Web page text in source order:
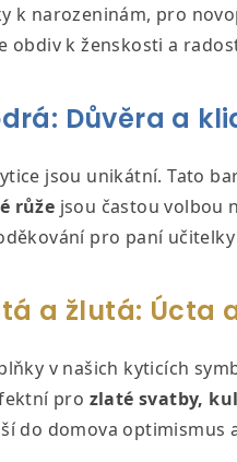
k narozeninám, pro
obdiv k ženskosti a
Důvěra a
jsou unikátní. Tato
růže jsou častou volbou
pro paní
a žlutá: Úcta
v našich kyticích
pro zlaté svatby,
do domova optimismus